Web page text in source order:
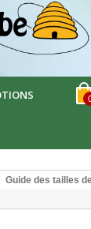
Guide des tailles